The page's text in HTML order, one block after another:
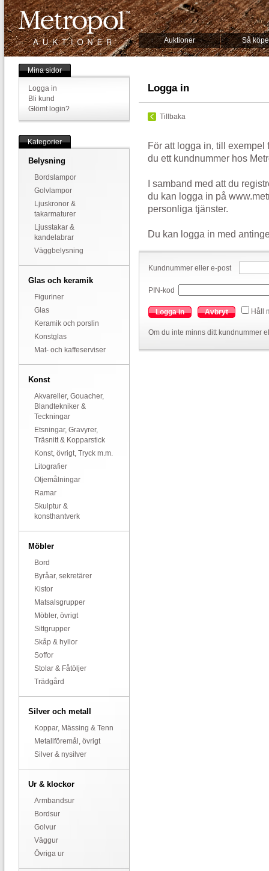
Auktioner Så
Mina sidor
Logga in
Bli kund
Glömt login?
Kategorier
Belysning
Bordslampor
Golvlampor
Ljuskronor &
takarmaturer
Ljusstakar &
kandelabrar
Väggbelysning
Glas och keramik
Figuriner
Glas
Keramik och porslin
Konstglas
Mat- och kaffeserviser
Konst
Akvareller, Gouacher,
Blandtekniker &
Teckningar
Etsningar, Gravyrer,
Träsnitt & Kopparstick
Konst, övrigt, Tryck m.m.
Litografier
Oljemålningar
Ramar
Skulptur &
konsthantverk
Möbler
Bord
Byråar, sekretärer
Kistor
Matsalsgrupper
Möbler, övrigt
Sittgrupper
Skåp & hyllor
Soffor
Stolar & Fåtöljer
Trädgård
Silver och metall
Koppar, Mässing & Tenn
Metallföremål, övrigt
Silver & nysilver
Ur & klockor
Armbandsur
Bordsur
Golvur
Väggur
Övriga ur
Logga in
Tillbaka
För att logga in, till exempel
du ett kundnummer hos
I samband med att du
du kan logga in på
personliga tjänster.
Du kan logga in med
Kundnummer eller e-post
PIN-kod
Logga in Avbryt Håll
Om du inte minns ditt kundnummer